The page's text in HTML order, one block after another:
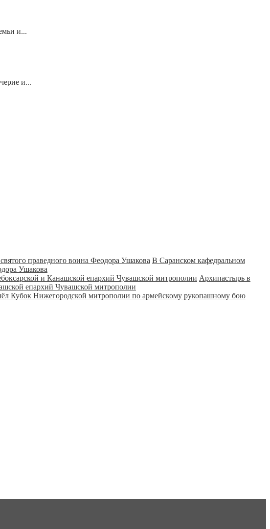
и...
и...
В Саранском кафедральном
Ушакова
Архипастырь в
епархий Чувашской митрополии
Кубок Нижегородской митрополии по армейскому рукопашному бою